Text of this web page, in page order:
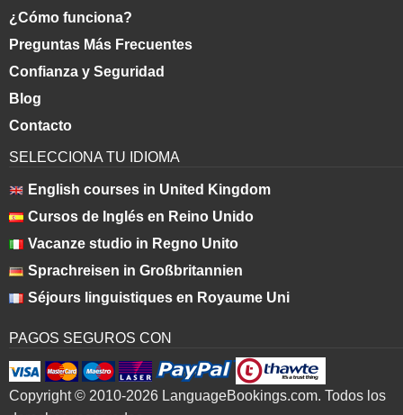
¿Cómo funciona?
Preguntas Más Frecuentes
Confianza y Seguridad
Blog
Contacto
SELECCIONA TU IDIOMA
English courses in United Kingdom
Cursos de Inglés en Reino Unido
Vacanze studio in Regno Unito
Sprachreisen in Großbritannien
Séjours linguistiques en Royaume Uni
PAGOS SEGUROS CON
Copyright © 2010-2026 LanguageBookings.com. Todos los